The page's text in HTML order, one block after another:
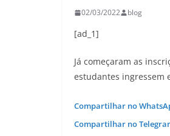
02/03/2022 blog
[ad_1]
Já começaram as
estudantes ingressem
Compartilhar no
Compartilhar no